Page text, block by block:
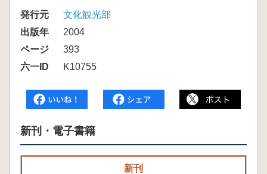
発行元
文化観光部
出版年
2004
ページ
393
六一ID
K10755
新刊・電子書籍
新刊